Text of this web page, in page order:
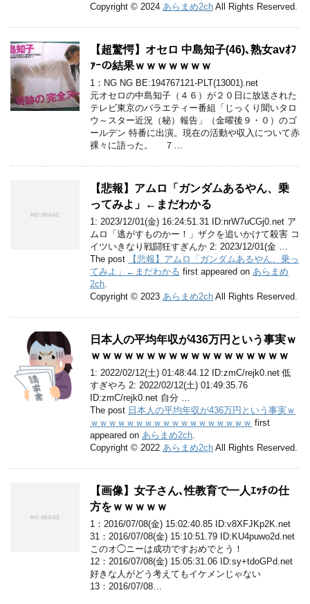
Copyright © 2024 あらまめ2ch All Rights Reserved.
【超驚愕】オセロ 中島知子(46)､熟女avｵﾌ
ｧｰの結果ｗｗｗｗｗｗｗ
1：NG NG BE:194767121-PLT(13001).net
元オセロの中島知子（４６）が２０日に放送された
テレビ東京のバラエティー番組「じっくり聞いタロ
ウ～スター近況（秘）報告」（金曜後９・０）のゴ
ールデン 特番に出演。現在の活動や収入について赤
裸々に語った。 ７…
【悲報】アムロ「ガンダムあるやん、乗
ってみよ」←まだわかる
1: 2023/12/01(金) 16:24:51.31 ID:nrW7uCGj0.net ア
ムロ「逃がすものかー！」ザクを追いかけて殺害 コ
イツいきなり戦闘狂すぎんか 2: 2023/12/01(金 …
The post
【悲報】アムロ「ガンダムあるやん、乗っ
てみよ」←まだわかる first appeared on あらまめ
2ch
Copyright © 2023 あらまめ2ch All Rights Reserved.
日本人の平均年収が436万円という事実ｗ
ｗｗｗｗｗｗｗｗｗｗｗｗｗｗｗｗｗｗ
1: 2022/02/12(土) 01:48:44.12 ID:zmC/rejk0.net 低
すぎやろ 2: 2022/02/12(土) 01:49:35.76
ID:zmC/rejk0.net 自分 …
The post 日本人の平均年収が436万円という事実ｗ
ｗｗｗｗｗｗｗｗｗｗｗｗｗｗｗｗｗｗ first
appeared on あらまめ2ch
Copyright © 2022 あらまめ2ch All Rights Reserved.
【画像】女子さん､性教育で一人ｴｯﾁの仕
方をｗｗｗｗｗ
1：2016/07/08(金) 15:02:40.85 ID:v8XFJKp2K.net
31：2016/07/08(金) 15:10:51.79 ID:KU4puwo2d.net
このオ◯ニーは成功ですおめでとう！
12：2016/07/08(金) 15:05:31.06 ID:sy+tdoGPd.net
好きな人がどう考えてもイケメンじゃない
13：2016/07/08…